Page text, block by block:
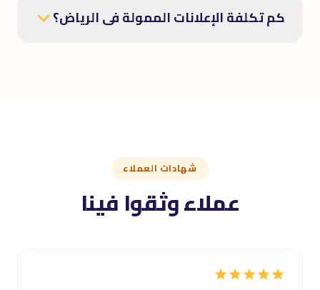
كم تكلفة الإعلانات الممولة فى الرياض؟
شهادات العملاء
عملاء وثقوا فينا